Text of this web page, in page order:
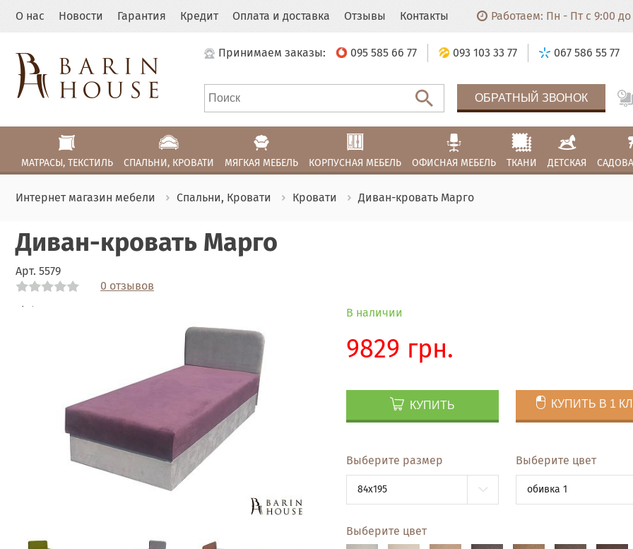
О нас Новости Гарантия Кредит Оплата и доставка Отзывы Контакты Работаем: Пн - Пт с 9:00
Принимаем заказы: 095 585 66 77 093 103 33 77 067 586 55 77
ОБРАТНЫЙ ЗВОНОК
МАТРАСЫ, ТЕКСТИЛЬ СПАЛЬНИ, КРОВАТИ МЯГКАЯ МЕБЕЛЬ КОРПУСНАЯ МЕБЕЛЬ ОФИСНАЯ МЕБЕЛЬ ТКАНИ ДЕТСКАЯ
Интернет магазин мебели Спальни, Кровати Кровати Диван-кровать Марго
Диван-кровать Марго
Арт. 5579
0 отзывов
Link
Link
Link
Link
Link
Link В наличии
9829 грн.
КУПИТЬ КУПИТЬ В 1
Выберите размер
84x195
Выберите цвет
обивка 1
Выберите цвет